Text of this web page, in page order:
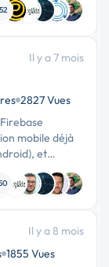
Il y a 7 mois
2827 Vues
mobile déjà
et
ciblées.
Il y a 8 mois
1855 Vues